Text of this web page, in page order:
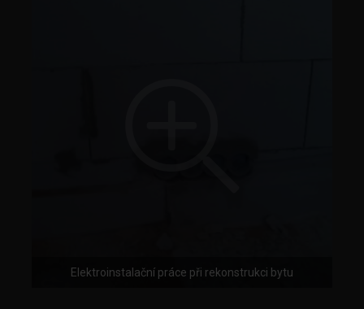
Elektroinstalační práce při rekonstrukci bytu